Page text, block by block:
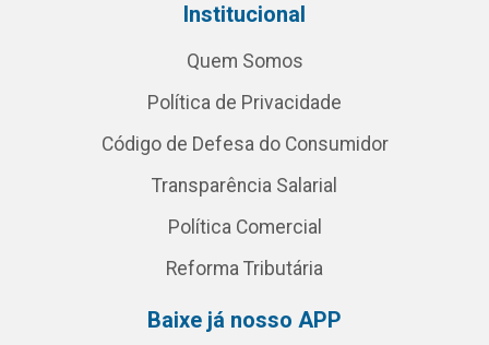
Institucional
Quem Somos
Política de Privacidade
Código de Defesa do Consumidor
Transparência Salarial
Política Comercial
Reforma Tributária
Baixe já nosso APP